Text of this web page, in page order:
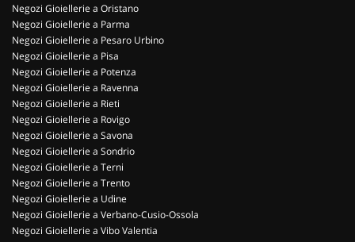
Negozi Gioiellerie a Oristano
Negozi Gioiellerie a Parma
Negozi Gioiellerie a Pesaro Urbino
Negozi Gioiellerie a Pisa
Negozi Gioiellerie a Potenza
Negozi Gioiellerie a Ravenna
Negozi Gioiellerie a Rieti
Negozi Gioiellerie a Rovigo
Negozi Gioiellerie a Savona
Negozi Gioiellerie a Sondrio
Negozi Gioiellerie a Terni
Negozi Gioiellerie a Trento
Negozi Gioiellerie a Udine
Negozi Gioiellerie a Verbano-Cusio-Ossola
Negozi Gioiellerie a Vibo Valentia